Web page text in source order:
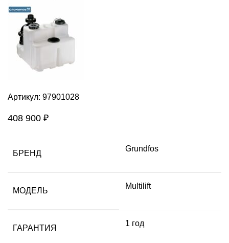
Артикул: 97901028
408 900 ₽
БРЕНД
Grundfos
МОДЕЛЬ
Multilift
ГАРАНТИЯ
1 год